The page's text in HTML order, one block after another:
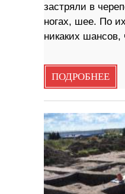
застряли в
ногах, шее. По
никаких шансов,
ПОДРОБНЕЕ